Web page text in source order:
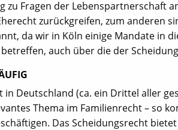
zu Fragen der Lebenspartnerschaft
zurückgreifen, zum anderen
da wir in Köln einige Mandate in
auch über die der
Deutschland (ca. ein Drittel aller
Thema im Familienrecht – so
Das Scheidungsrecht